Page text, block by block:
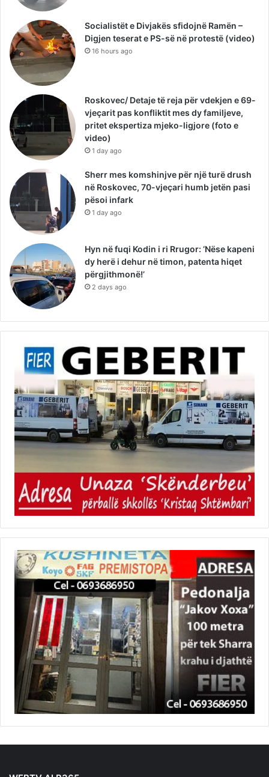
Socialistët e Divjakës sfidojnë Ramën –
Digjen teserat e PS-së në protestë (video)
16 hours ago
Roskovec/ Detaje të reja për vdekjen e 69-
vjeçarit pas konfliktit mes dy familjeve,
pritet ekspertiza mjeko-ligjore (foto e
video)
1 day ago
Sherr mes komshinjve për një turë drush
në Roskovec, 70-vjeçari humb jetën pasi
pësoi infark
1 day ago
Hyn në fuqi Kodin i ri Rrugor: ‘Nëse kapeni
dy herë i dehur në timon, patenta hiqet
përgjithmonë!’
2 days ago